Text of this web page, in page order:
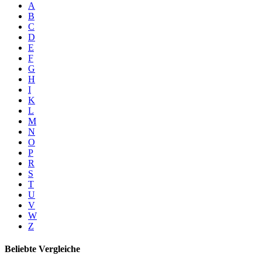
A
B
C
D
E
F
G
H
I
K
L
M
N
O
P
R
S
T
U
V
W
Z
Beliebte Vergleiche